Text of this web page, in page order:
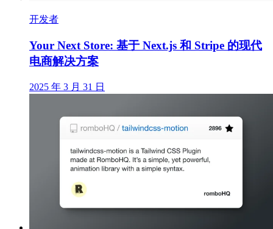
开发者
Your Next Store: 基于 Next.js 和 Stripe 的现代
电商解决方案
2025 年 3 月 31 日